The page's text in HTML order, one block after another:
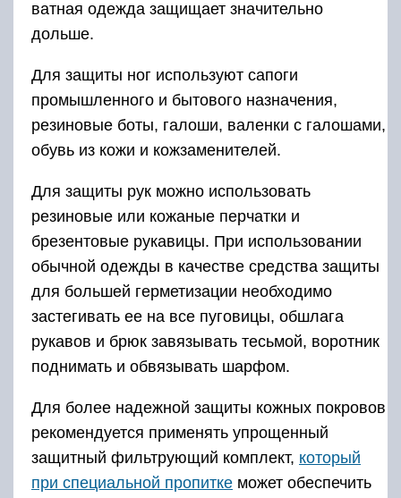
ватная одежда защищает значительно
дольше.
Для защиты ног используют сапоги
промышленного и бытового назначения,
резиновые боты, галоши, валенки с галошами,
обувь из кожи и кожзаменителей.
Для защиты рук можно использовать
резиновые или кожаные перчатки и
брезентовые рукавицы. При использовании
обычной одежды в качестве средства защиты
для большей герметизации необходимо
застегивать ее на все пуговицы, обшлага
рукавов и брюк завязывать тесьмой, воротник
поднимать и обвязывать шарфом.
Для более надежной защиты кожных покровов
рекомендуется применять упрощенный
защитный фильтрующий комплект, который
при специальной пропитке может обеспечить